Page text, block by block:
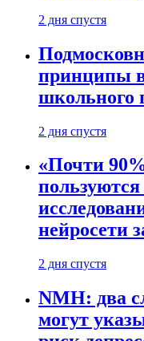
2 дня спустя
принципы
школьного
2 дня спустя
«Почти
нейросети
2 дня спустя
NMH: два
могут